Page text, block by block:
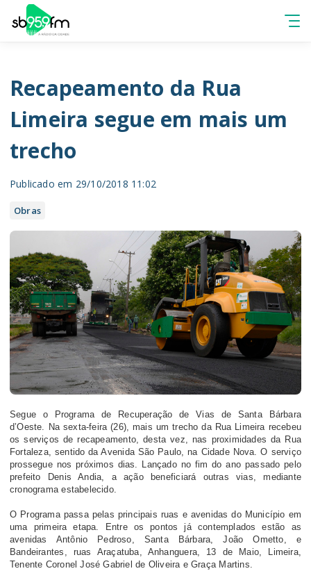
Recapeamento da Rua
Limeira segue em mais um
trecho
Publicado em 29/10/2018 11:02
Obras
Segue o Programa de Recuperação de Vias de Santa Bárbara
d’Oeste. Na sexta-feira (26), mais um trecho da Rua Limeira recebeu
os serviços de recapeamento, desta vez, nas proximidades da Rua
Fortaleza, sentido da Avenida São Paulo, na Cidade Nova. O serviço
prossegue nos próximos dias. Lançado no fim do ano passado pelo
prefeito Denis Andia, a ação beneficiará outras vias, mediante
cronograma estabelecido.
O Programa passa pelas principais ruas e avenidas do Município em
uma primeira etapa. Entre os pontos já contemplados estão as
avenidas Antônio Pedroso, Santa Bárbara, João Ometto, e
Bandeirantes, ruas Araçatuba, Anhanguera, 13 de Maio, Limeira,
Tenente Coronel José Gabriel de Oliveira e Graça Martins.